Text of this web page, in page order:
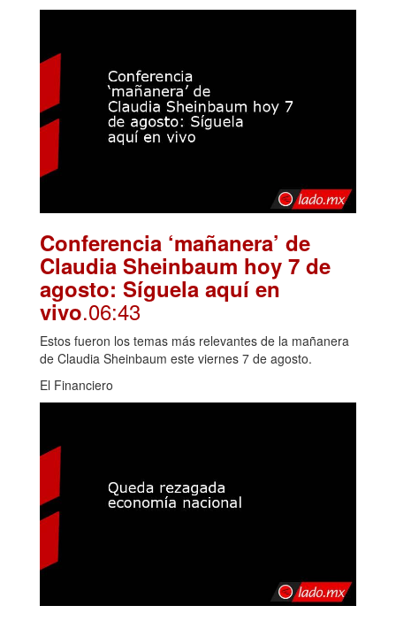
Conferencia ‘mañanera’ de
Claudia Sheinbaum hoy 7 de
agosto: Síguela aquí en
vivo.06:43
Estos fueron los temas más relevantes de la mañanera
de Claudia Sheinbaum este viernes 7 de agosto.
El Financiero